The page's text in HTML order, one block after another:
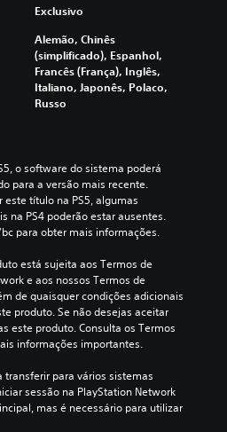
Exclusivo
Alemão, Chinês
(simplificado), Espanhol,
Francês (França), Inglês,
Italiano, Japonês, Polaco,
Russo
o software do sistema poderá
para a versão mais recente.
este título na PS5, algumas
na PS4 poderão estar ausentes.
para obter mais informações.
está sujeita aos Termos de
e aos nossos Termos de
de quaisquer condições adicionais
produto. Se não desejas aceitar
este produto. Consulta os Termos
informações importantes.
transferir para vários sistemas
sessão na PlayStation Network
mas é necessário para utilizar